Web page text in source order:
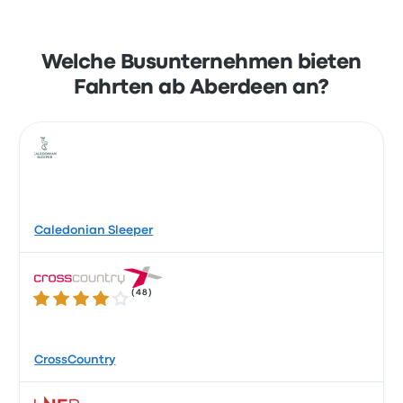
Welche Busunternehmen bieten
Fahrten ab Aberdeen an?
Caledonian Sleeper
4.2 von 5 Sternen
(48 )
CrossCountry